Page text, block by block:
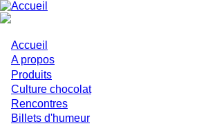
Aller
au
principal
Main
navigation
Accueil
A propos
Produits
Culture chocolat
Rencontres
Billets d'humeur